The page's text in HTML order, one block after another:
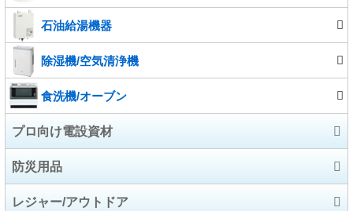
石油給湯機器
除湿機/空気清浄機
食洗機/オーブン
プロ向け電設資材
電設資材
工具/高圧洗浄機/芝刈機
防災用品
防災用品
レジャー/アウトドア